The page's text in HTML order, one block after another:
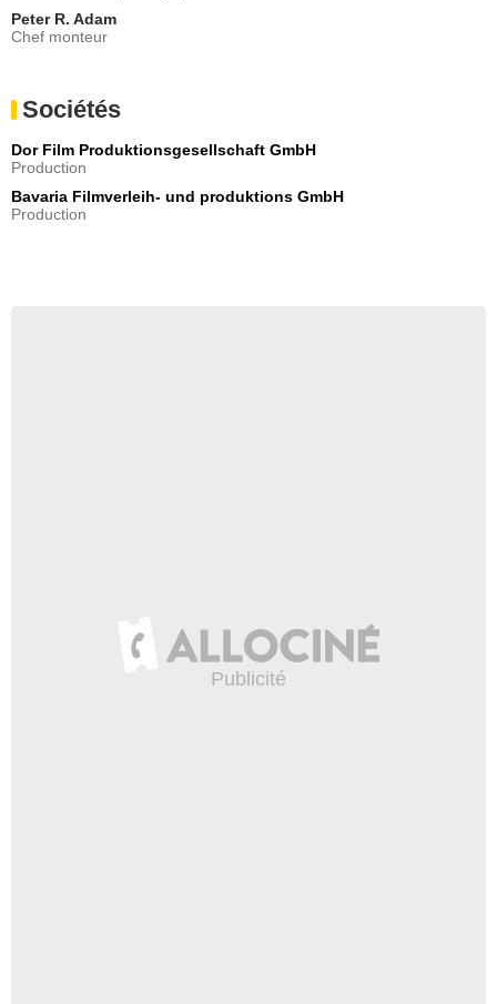
Peter R. Adam
Chef monteur
Sociétés
Dor Film Produktionsgesellschaft GmbH
Production
Bavaria Filmverleih- und produktions GmbH
Production